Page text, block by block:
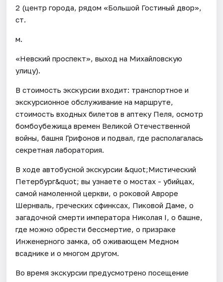
2 (центр города, рядом «Большой Гостиный двор»,
ст.
м.
«Невский проспект», выход на Михайловскую
улицу).
В стоимость экскурсии входит: транспортное и
экскурсионное обслуживание на маршруте,
стоимость входных билетов в аптеку Пеля, осмотр
бомбоубежища времен Великой Отечественной
войны, башня Грифонов и подвал, где располагалась
секретная лаборатория.
В ходе автобусной экскурсии &quot;Мистический
Петербург&quot; вы узнаете о мостах - убийцах,
самой намоленной церкви, о роковой Авроре
Шернваль, греческих сфинксах, Пиковой Даме, о
загадочной смерти императора Николая I, о башне,
где можно обрести бессмертие, о призраке
Инженерного замка, об оживающем Медном
всаднике и о многом другом.
Во время экскурсии предусмотрено посещение